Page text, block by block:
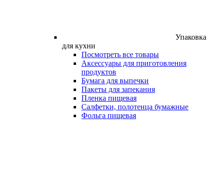
Упаковка
для кухни
Посмотреть все товары
Аксессуары для приготовления
продуктов
Бумага для выпечки
Пакеты для запекания
Пленка пищевая
Салфетки, полотенца бумажные
Фольга пищевая